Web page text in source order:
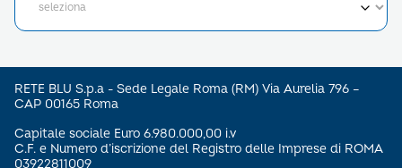
RETE BLU S.p.a - Sede Legale Roma (RM) Via Aurelia 796 –
CAP 00165 Roma
Capitale sociale Euro 6.980.000,00 i.v
C.F. e Numero d’iscrizione del Registro delle Imprese di ROMA
03922811009